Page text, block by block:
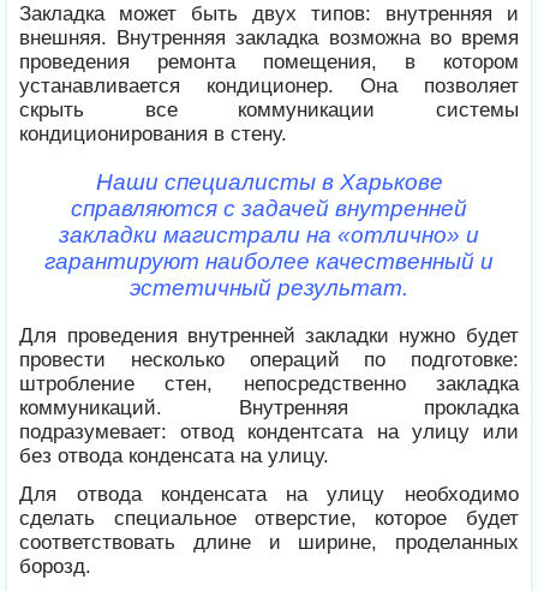
Закладка может быть двух типов: внутренняя и
внешняя. Внутренняя закладка возможна во время
проведения ремонта помещения, в котором
устанавливается кондиционер. Она позволяет
скрыть все коммуникации системы
кондиционирования в стену.
Наши специалисты в Харькове
справляются с задачей внутренней
закладки магистрали на «отлично» и
гарантируют наиболее качественный и
эстетичный результат.
Для проведения внутренней закладки нужно будет
провести несколько операций по подготовке:
штробление стен, непосредственно закладка
коммуникаций. Внутренняя прокладка
подразумевает: отвод кондентсата на улицу или
без отвода конденсата на улицу.
Для отвода конденсата на улицу необходимо
сделать специальное отверстие, которое будет
соответствовать длине и ширине, проделанных
борозд.